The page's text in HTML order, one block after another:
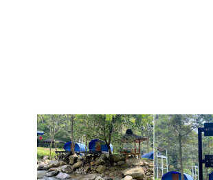
suasana seru, menyenangkan dan
peserta . Kegiatan outbound yang dikemas
perkampungan penduduk dengan ragam
berkebun, memandikan sapi, perah sapi,